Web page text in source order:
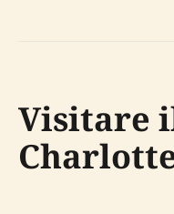
Visitare